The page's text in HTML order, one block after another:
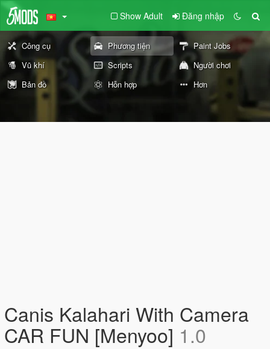
Show Adult Đăng nhập
Công cụ Phương tiện
Paint Jobs
Vũ khí
Scripts
Người chơi
Bản đồ
Hỗn hợp Hơn
Canis Kalahari With Camera
CAR FUN [Menyoo] 1.0